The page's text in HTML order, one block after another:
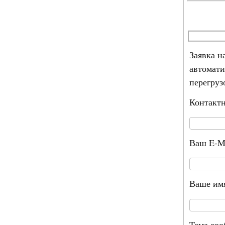
Заявка
Ваш E-
Ваше